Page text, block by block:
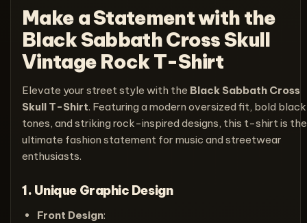
Make a Statement with the
Black Sabbath Cross Skull
Vintage Rock T-Shirt
Elevate your street style with the Black Sabbath Cross
Skull T-Shirt. Featuring a modern oversized fit, bold black
tones, and striking rock-inspired designs, this t-shirt is the
ultimate fashion statement for music and streetwear
enthusiasts.
1. Unique Graphic Design
Front Design: